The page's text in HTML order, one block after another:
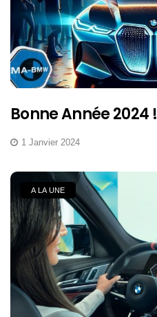
Bonne Année 2024 !
1 Janvier 2024
A LA UNE